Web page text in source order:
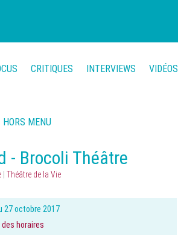
CRITIQUES INTERVIEWS VIDÉOS
HORS MENU
- Brocoli Théâtre
Théâtre de la Vie
27 octobre 2017
des horaires